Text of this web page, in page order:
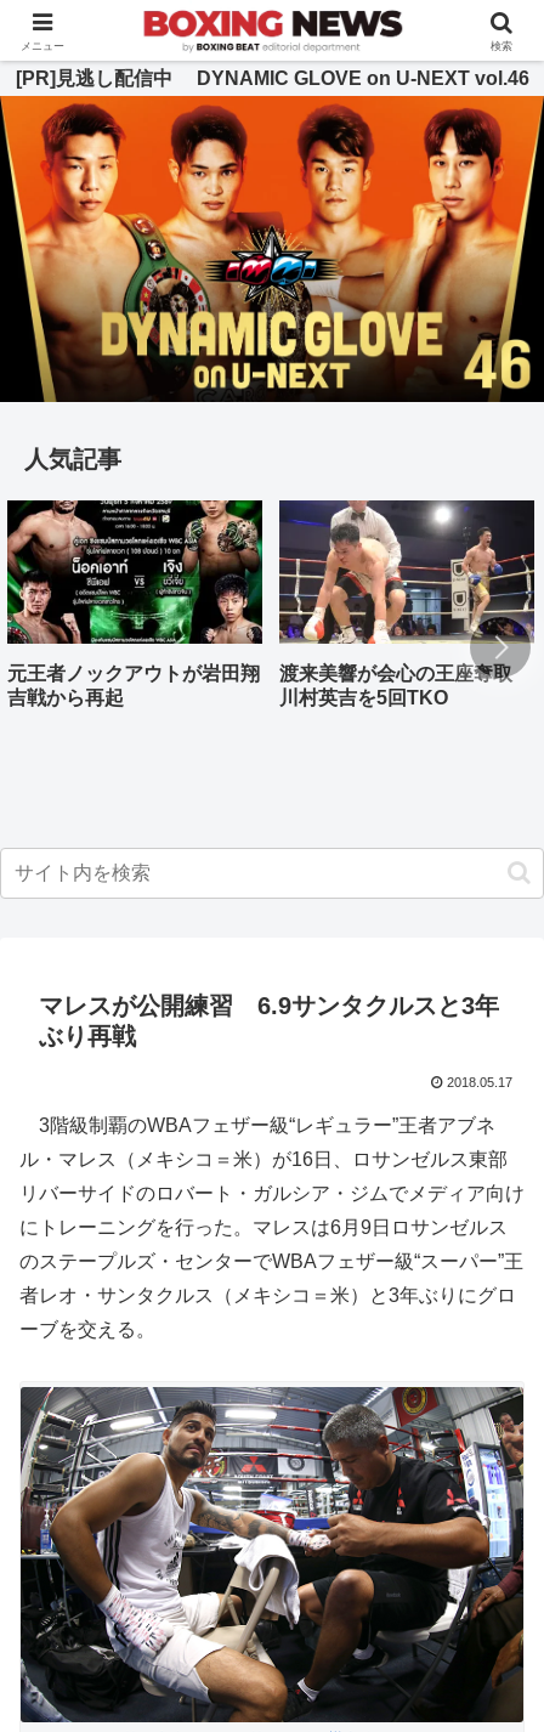
BOXING BEAT [ボクシング・ビート] 公式サイト
[PR]見逃し配信中 DYNAMIC GLOVE on U-NEXT vol.46
人気記事
元王者ノックアウトが岩田翔
吉戦から再起
渡来美響が会心の王座奪取
川村英吉を5回TKO
マレスが公開練習 6.9サンタクルスと3年
ぶり再戦
2018.05.17
3階級制覇のWBAフェザー級“レギュラー”王者アブネ
ル・マレス（メキシコ＝米）が16日、ロサンゼルス東部
リバーサイドのロバート・ガルシア・ジムでメディア向け
にトレーニングを行った。マレスは6月9日ロサンゼルス
のステープルズ・センターでWBAフェザー級“スーパー”王
者レオ・サンタクルス（メキシコ＝米）と3年ぶりにグロ
ーブを交える。
メニュー 検索